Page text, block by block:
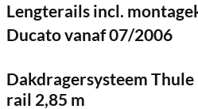
Lengterails incl.
Ducato vanaf 07/2006
Dakdragersysteem
rail 2,85 m